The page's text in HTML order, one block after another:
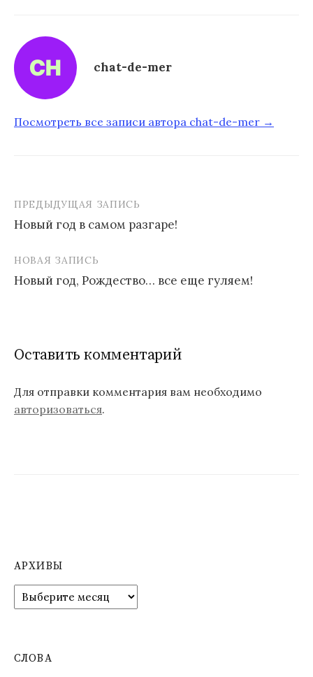
chat-de-mer
Посмотреть все записи автора chat-de-mer →
а
ц
и
п
и
с
м
ПРЕДЫДУЩАЯ ЗАПИСЬ
Новый год в самом разгаре!
НОВАЯ ЗАПИСЬ
Новый год, Рождество… все еще гуляем!
Оставить комментарий
Для отправки комментария вам необходимо
авторизоваться.
АРХИВЫ
р
в
СЛОВА